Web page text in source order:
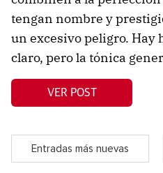
tengan nombre y
un excesivo peligro. Hay
claro, pero la tónica
VER POST
Entradas más nuevas